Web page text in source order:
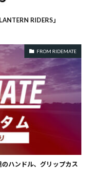
RIDERS」
FROM RIDEMATE
のハンドル、グリップカス